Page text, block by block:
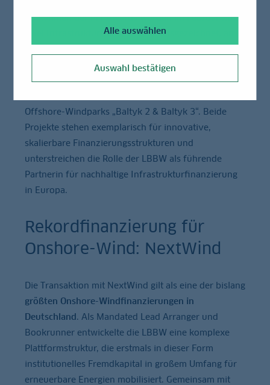
Im Rahmen der PFI Awards wurden im Februar 2026
zwei Infrastrukturtransaktionen ausgezeichnet, an
Bank erhielt die Auszeichnungen„Europe Power
Deal of the Year“für die Transaktion „Magnus“ mit
Offshore-Windparks „Baltyk 2 & Baltyk 3“. Beide
Projekte stehen exemplarisch für innovative,
skalierbare Finanzierungsstrukturen und
unterstreichen die Rolle der LBBW als führende
Partnerin für nachhaltige Infrastrukturfinanzierung
in Europa.
Rekordfinanzierung für
Onshore-Wind: NextWind
Die Transaktion mit NextWind gilt als eine der bislang
größten Onshore-Windfinanzierungen in
Deutschland. Als Mandated Lead Arranger und
Bookrunner entwickelte die LBBW eine komplexe
Plattformstruktur, die erstmals in dieser Form
institutionelles Fremdkapital in großem Umfang für
erneuerbare Energien mobilisiert. Gemeinsam mit
Alle auswählen
Auswahl bestätigen